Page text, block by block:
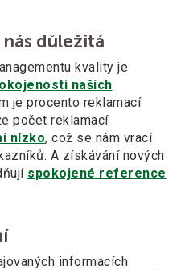
důležitá
kvality je
našich
je procento reklamací
počet reklamací
nízko, což se nám vrací
A získávání nových
spokojené reference
informacích